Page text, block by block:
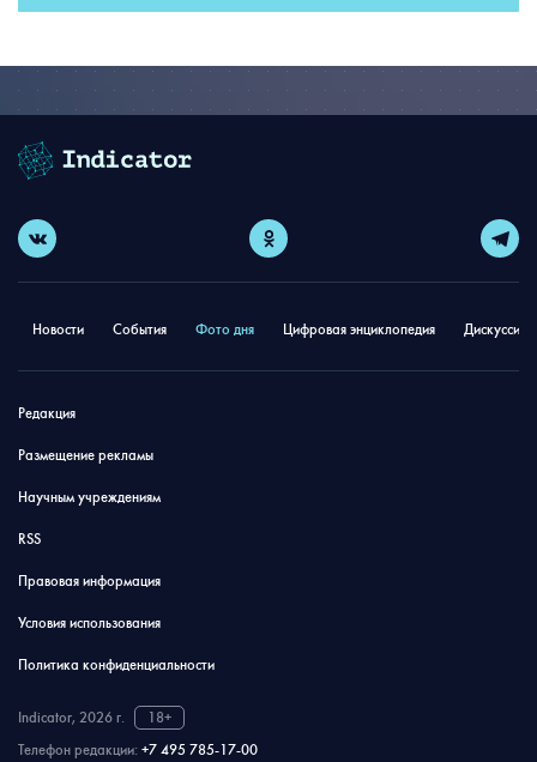
Новости События Фото дня Цифровая энциклопедия
Редакция
Размещение рекламы
Научным учреждениям
RSS
Правовая информация
Условия использования
Политика конфиденциальности
Indicator, 2026 г.
18+
Телефон редакции: +7 495 785-17-00